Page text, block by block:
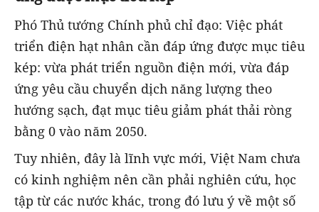
Phó Thủ tướng Chính phủ chỉ đạo: Việc phát
triển điện hạt nhân cần đáp ứng được mục tiêu
kép: vừa phát triển nguồn điện mới, vừa đáp
ứng yêu cầu chuyển dịch năng lượng theo
hướng sạch, đạt mục tiêu giảm phát thải ròng
bằng 0 vào năm 2050.
Tuy nhiên, đây là lĩnh vực mới, Việt Nam chưa
có kinh nghiệm nên cần phải nghiên cứu, học
tập từ các nước khác, trong đó lưu ý về một số